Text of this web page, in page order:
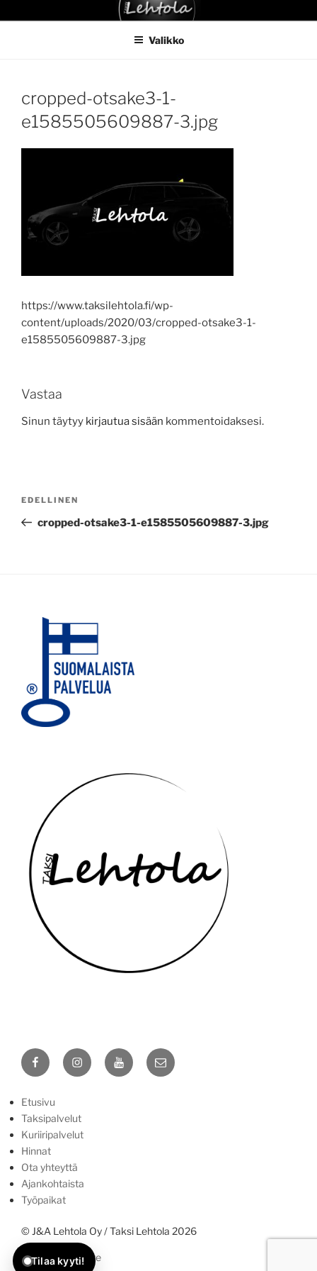
sisältöönTAKSI LEHTOLA
Valikko
cropped-otsake3-1-
e1585505609887-3.jpg
https://www.taksilehtola.fi/wp-
content/uploads/2020/03/cropped-otsake3-1-
e1585505609887-3.jpg
Vastaa
Sinun täytyy kirjautua sisään kommentoidaksesi.
Edellinen
artikkeli
EDELLINEN
cropped-otsake3-1-e1585505609887-3.jpg
FacebookInstagramYouTubeSähköposti
Etusivu
Taksipalvelut
Kuriiripalvelut
Hinnat
Ota yhteyttä
Ajankohtaista
Työpaikat
© J&A Lehtola Oy / Taksi Lehtola 2026
Tietosuojaseloste
Näin saat meihin yhteyden:
Soita ja tilaa.
WhatsApp
Voit tilata myös viestillä.
Ennakkotilaus sähköpostilla
Ei-kiireelliset asiat / ennakkovaraukset
Tilaa kyyti!